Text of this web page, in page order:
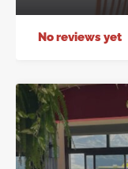
No reviews yet